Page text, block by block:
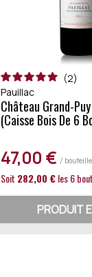
2
Pauillac
Château Grand-Puy Ducasse
(caisse Bois De 6
47,00 € / bouteille
Soit 282,00 €les 6
PRODUIT